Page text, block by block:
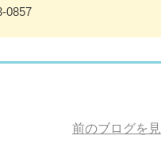
0857
前のブログを